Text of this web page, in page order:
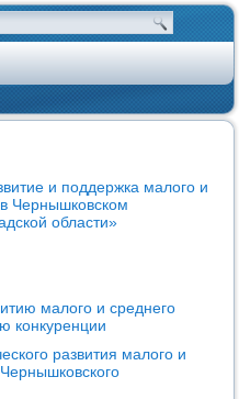
и поддержка малого и
Чернышковском
области»
малого и среднего
конкуренции
развития малого и